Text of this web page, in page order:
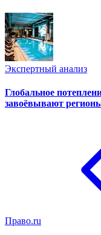
Экспертный анализ
Глобальное
завоёвывают
Право.ru